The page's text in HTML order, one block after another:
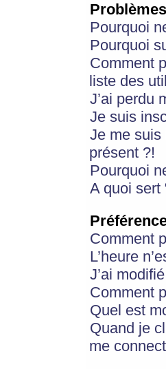
Pourquoi
Pourquoi
Comment
liste des
J’ai perdu
Je suis
Je me suis
présent ?!
Pourquoi
A quoi sert
Comment
L’heure
J’ai
Comment
Quel est
Quand je
me